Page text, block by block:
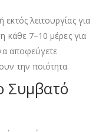
λειτουργίας για
κάθε 7–10 μέρες για
αποφεύγετε
την ποιότητα.
Συμβατό